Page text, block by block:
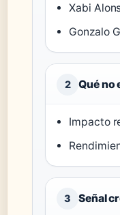
Xabi
Gonzalo
2 Qué no
Impacto
3 Señal